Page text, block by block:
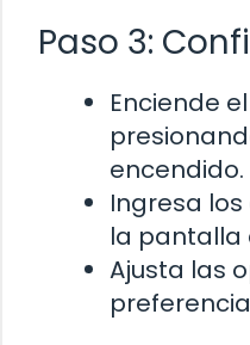
Paso 3:
Enciende
encendido.
Ingresa
la pantalla
Ajusta las